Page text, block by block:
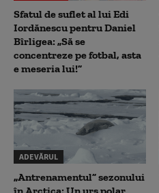
Sfatul de suflet al lui Edi
Iordănescu pentru Daniel
Bîrligea: „Să se
concentreze pe fotbal, asta
e meseria lui!”
ADEVĂRUL
„Antrenamentul” sezonului